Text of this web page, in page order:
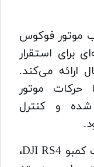
موتور فوکوس
برای استقرار
ارائه می‌کند.
موتور
و کنترل
یکی دیگر از ویژگی‌های جذاب پک کمبو DJI RS4،